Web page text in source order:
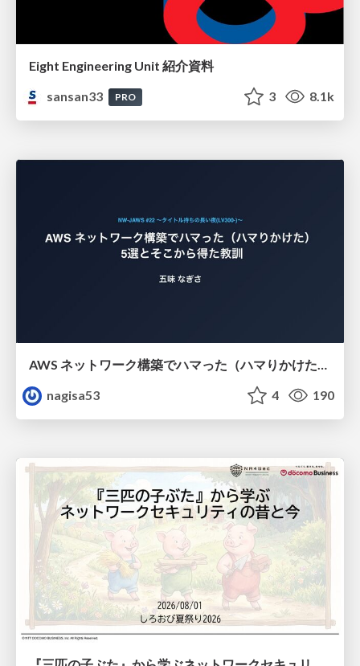
Eight Engineering Unit 紹介資料
sansan33
PRO 3 8.1k
AWS ネットワーク構築でハマった（ハマりかけた） 5選とそこから得た教訓
nagisa53
4 190